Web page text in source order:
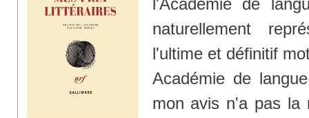
l'Académie de
naturellement
l'ultime et définitif
Académie de
mon avis n'a pas la